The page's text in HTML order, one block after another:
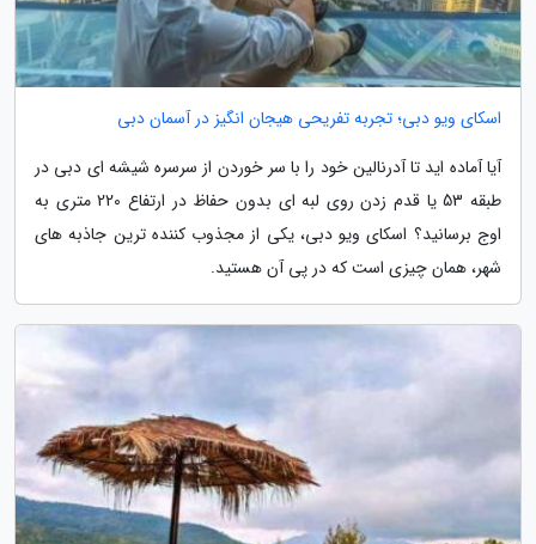
اسکای ویو دبی؛ تجربه تفریحی هیجان انگیز در آسمان دبی
آیا آماده اید تا آدرنالین خود را با سر خوردن از سرسره شیشه ای دبی در
طبقه 53 یا قدم زدن روی لبه ای بدون حفاظ در ارتفاع 220 متری به
اوج برسانید؟ اسکای ویو دبی، یکی از مجذوب کننده ترین جاذبه های
شهر، همان چیزی است که در پی آن هستید.